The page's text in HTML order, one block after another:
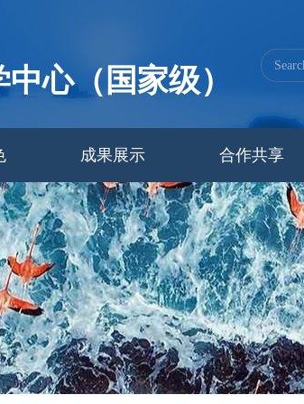
心（国家级）
成果展示 合作共享